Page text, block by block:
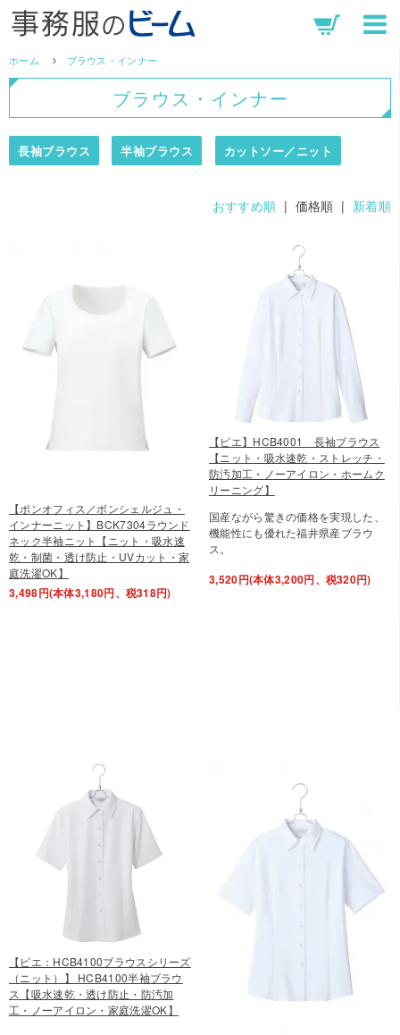
ホーム ブラウス・インナー
ブラウス・インナー
長袖ブラウス 半袖ブラウス カットソー／ニット
おすすめ順 | 価格順 | 新着順
【ボンオフィス／ボンシェルジュ・
インナーニット】BCK7304ラウンド
ネック半袖ニット【ニット・吸水速
乾・制菌・透け防止・UVカット・家
庭洗濯OK】
3,498円(本体3,180円、税318円)
【ピエ】HCB4001 長袖ブラウス
【ニット・吸水速乾・ストレッチ・
防汚加工・ノーアイロン・ホームク
リーニング】
国産ながら驚きの価格を実現した、
機能性にも優れた福井県産ブラウ
ス。
3,520円(本体3,200円、税320円)
【ピエ：HCB4100ブラウスシリーズ
（ニット）】 HCB4100半袖ブラウ
ス【吸水速乾・透け防止・防汚加
工・ノーアイロン・家庭洗濯OK】